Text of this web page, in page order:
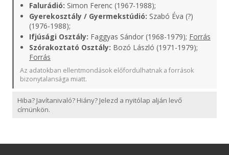
Falurádió: Simon Ferenc (1967-1988);
Gyerekosztály / Gyermekstúdió: Szabó Éva (?)
(1976-1988);
Ifjúsági Osztály: Faggyas Sándor (1968-1979); Forrás
Szórakoztató Osztály: Bozó László (1971-1979);
Forrás
Az adatokban ellentmondások előfordulhatnak a források
bizonytalansága miatt.
Hiba? Javítanivaló? Hiány? Jelezd a nyitólap alján levő
címünkön.